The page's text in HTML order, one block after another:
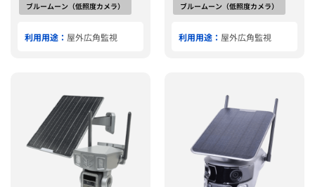
ブルームーン（低照度カメラ）
利用用途： 屋外広角監視
ブルームーン（低照度カメラ）
利用用途： 屋外広角監視